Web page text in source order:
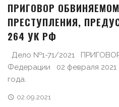
ПРИГОВОР
ПРЕСТУПЛЕНИЯ,
264 УК РФ
Дело №1-71/2021
Федерации 02 февраля 2021
года.
02.09.2021